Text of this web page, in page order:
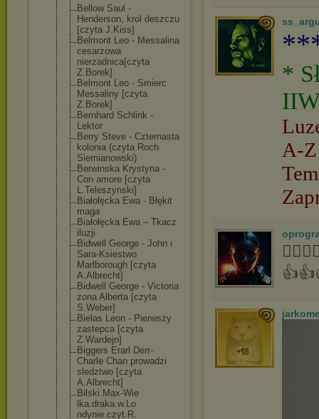
Bellow Saul -
Henderson, krol deszczu
[czyta J.Kiss]
Belmont Leo - Messalina
cesarzowa
nierzadnica[czyta
Z.Borek]
Belmont Leo - Smierc
Messaliny [czyta
Z.Borek]
Bernhard Schlink -
Lektor
Berry Steve - Czternasta
kolonia (czyta Roch
Siemianowski)
Berwinska Krystyna -
Con amore [czyta
L.Teleszynski]
Białołęcka Ewa - Błękit
maga
Białołęcka Ewa – Tkacz
iluzji
Bidwell George - John i
Sara-Ksiestwo
Marlborough [czyta
A.Albrecht]
Bidwell George - Victoria
zona Alberta [czyta
S.Weber]
Bielas Leon - Pierwszy
zastepca [czyta
Z.Wardejn]
Biggers Erarl Derr-
Charle Chan prowadzi
sledztwo [czyta
A.Albrecht]
Bilski.Max-Wie
lka.draka.w.Lo
ndynie.czyt.R.
*
A-